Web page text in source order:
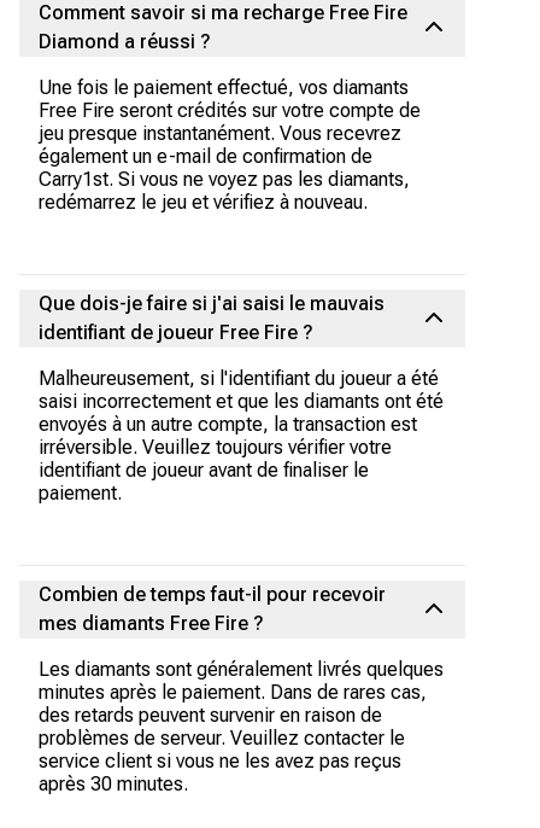
Comment savoir si ma recharge Free Fire
Diamond a réussi ?
Une fois le paiement effectué, vos diamants
Free Fire seront crédités sur votre compte de
jeu presque instantanément. Vous recevrez
également un e-mail de confirmation de
Carry1st. Si vous ne voyez pas les diamants,
redémarrez le jeu et vérifiez à nouveau.
Que dois-je faire si j'ai saisi le mauvais
identifiant de joueur Free Fire ?
Malheureusement, si l'identifiant du joueur a été
saisi incorrectement et que les diamants ont été
envoyés à un autre compte, la transaction est
irréversible. Veuillez toujours vérifier votre
identifiant de joueur avant de finaliser le
paiement.
Combien de temps faut-il pour recevoir
mes diamants Free Fire ?
Les diamants sont généralement livrés quelques
minutes après le paiement. Dans de rares cas,
des retards peuvent survenir en raison de
problèmes de serveur. Veuillez contacter le
service client si vous ne les avez pas reçus
après 30 minutes.